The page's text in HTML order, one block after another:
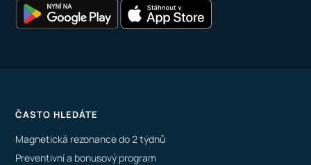
ČASTO HLEDÁTE
Magnetická rezonance do 2 týdnů
Preventivní a bonusový program